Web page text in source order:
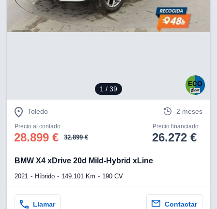
e
socios
1 / 39
Toledo 2 meses
Precio al contado
28.899 € 32.899 €
Precio financiado
26.272 €
BMW X4 xDrive 20d Mild-Hybrid xLine
2021 Híbrido 149.101 Km 190 CV
Llamar Contactar